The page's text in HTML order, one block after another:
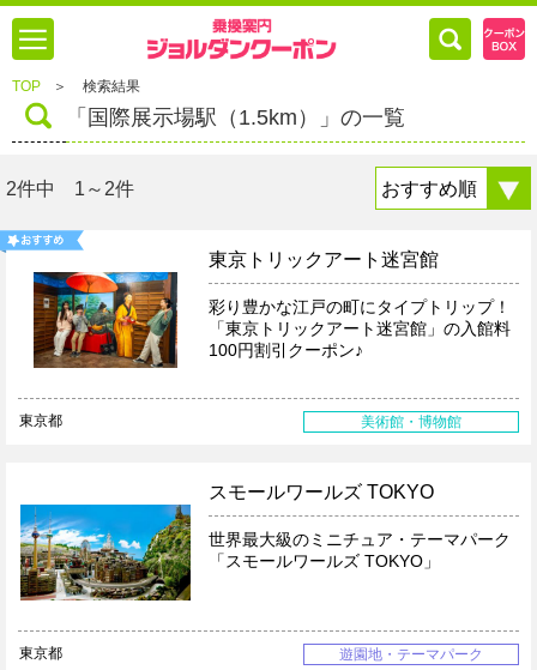
TOP ＞ 検索結果
「国際展示場駅（1.5km）」の一覧
2件中 1～2件
東京トリックアート迷宮館
彩り豊かな江戸の町にタイプトリップ！
「東京トリックアート迷宮館」の入館料
100円割引クーポン♪
東京都 美術館・博物館
スモールワールズ TOKYO
世界最大級のミニチュア・テーマパーク
「スモールワールズ TOKYO」
東京都 遊園地・テーマパーク